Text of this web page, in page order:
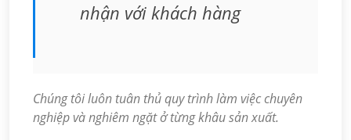
nhận với khách hàng
Chúng tôi luôn tuân thủ quy trình làm việc chuyên
nghiệp và nghiêm ngặt ở từng khâu sản xuất.